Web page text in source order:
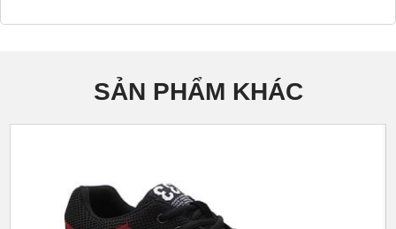
SẢN PHẨM KHÁC